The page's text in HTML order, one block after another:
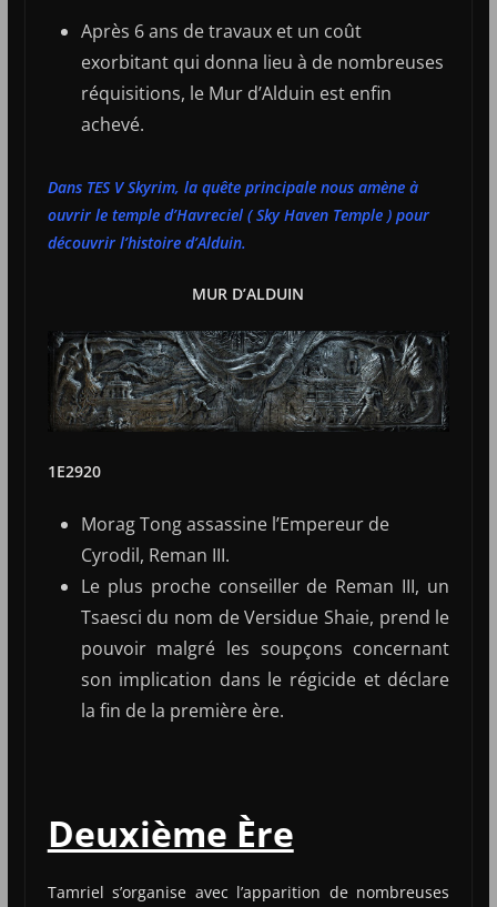
Après 6 ans de travaux et un coût
exorbitant qui donna lieu à de nombreuses
réquisitions, le Mur d’Alduin est enfin
achevé.
Dans TES V Skyrim, la quête principale nous amène à
ouvrir le temple d’Havreciel ( Sky Haven Temple ) pour
découvrir l’histoire d’Alduin.
MUR D’ALDUIN
1E2920
Morag Tong assassine l’Empereur de
Cyrodil, Reman III.
Le plus proche conseiller de Reman III, un
Tsaesci du nom de Versidue Shaie, prend le
pouvoir malgré les soupçons concernant
son implication dans le régicide et déclare
la fin de la première ère.
Deuxième Ère
Tamriel s’organise avec l’apparition de nombreuses